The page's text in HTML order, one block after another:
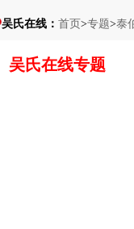
吴氏在线： 首页 >专题>泰
吴氏在线专题